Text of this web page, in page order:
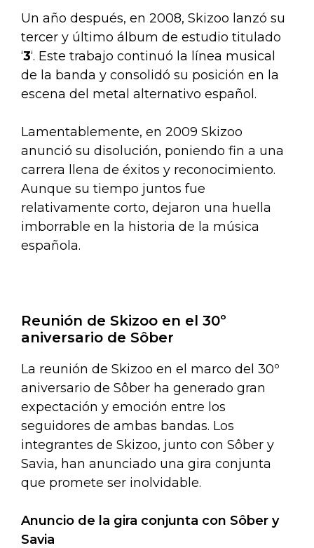
Un año después, en 2008, Skizoo lanzó su
tercer y último álbum de estudio titulado
‘3‘. Este trabajo continuó la línea musical
de la banda y consolidó su posición en la
escena del metal alternativo español.
Lamentablemente, en 2009 Skizoo
anunció su disolución, poniendo fin a una
carrera llena de éxitos y reconocimiento.
Aunque su tiempo juntos fue
relativamente corto, dejaron una huella
imborrable en la historia de la música
española.
Reunión de Skizoo en el 30º
aniversario de Sôber
La reunión de Skizoo en el marco del 30º
aniversario de Sôber ha generado gran
expectación y emoción entre los
seguidores de ambas bandas. Los
integrantes de Skizoo, junto con Sôber y
Savia, han anunciado una gira conjunta
que promete ser inolvidable.
Anuncio de la gira conjunta con Sôber y
Savia